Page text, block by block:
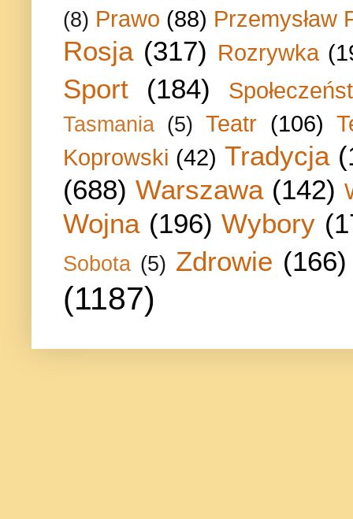
(8) Prawo (88) Przemysław
Rosja (317) Rozrywka
Sport (184)
Tasmania (5) Teatr (106)
Koprowski (42) Tradycja
(688) Warszawa (142)
Wojna (196) Wybory
Sobota (5) Zdrowie (166)
(1187)